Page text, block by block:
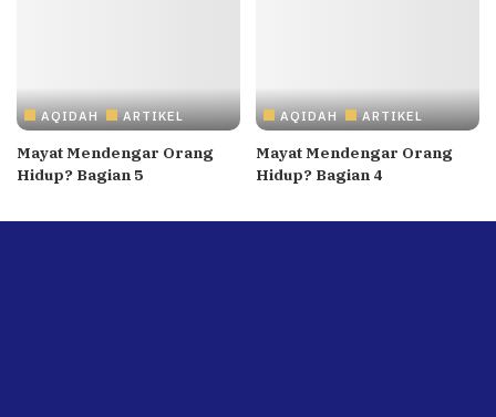
AQIDAH ARTIKEL
Mayat Mendengar Orang
Hidup? Bagian 5
AQIDAH ARTIKEL
Mayat Mendengar Orang
Hidup? Bagian 4